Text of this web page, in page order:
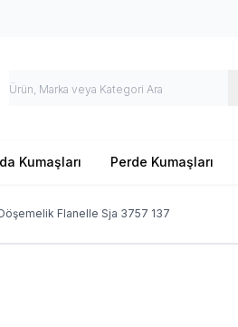
Kumaşları Perde Kumaşları
Flanelle Sja 3757 137